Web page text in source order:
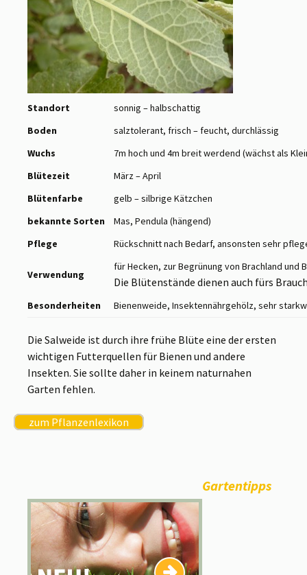
Standort
sonnig – halbschattig
Boden
salztolerant, frisch – feucht, durchlässig
Wuchs
7m hoch und 4m breit werdend (wächst als
Blütezeit
März – April
Blütenfarbe
gelb – silbrige Kätzchen
bekannte Sorten
Mas, Pendula (hängend)
Pflege
Rückschnitt nach Bedarf, ansonsten sehr
Verwendung
für Hecken, zur Begrünung von Brachland und
Die Blütenstände dienen auch fürs
Besonderheiten Bienenweide, Insektennährgehölz, sehr
Die Salweide ist durch ihre frühe Blüte eine der ersten
wichtigen Futterquellen für Bienen und andere
Insekten. Sie sollte daher in keinem naturnahen
Garten fehlen.
zum Pflanzenlexikon
Gartentipps